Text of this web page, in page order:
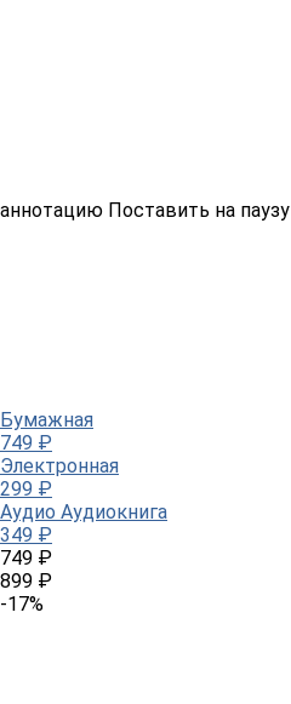
аннотацию Поставить на паузу
Бумажная
749 ₽
Электронная
299 ₽
Аудио Аудиокнига
349 ₽
749 ₽
899 ₽
-17%